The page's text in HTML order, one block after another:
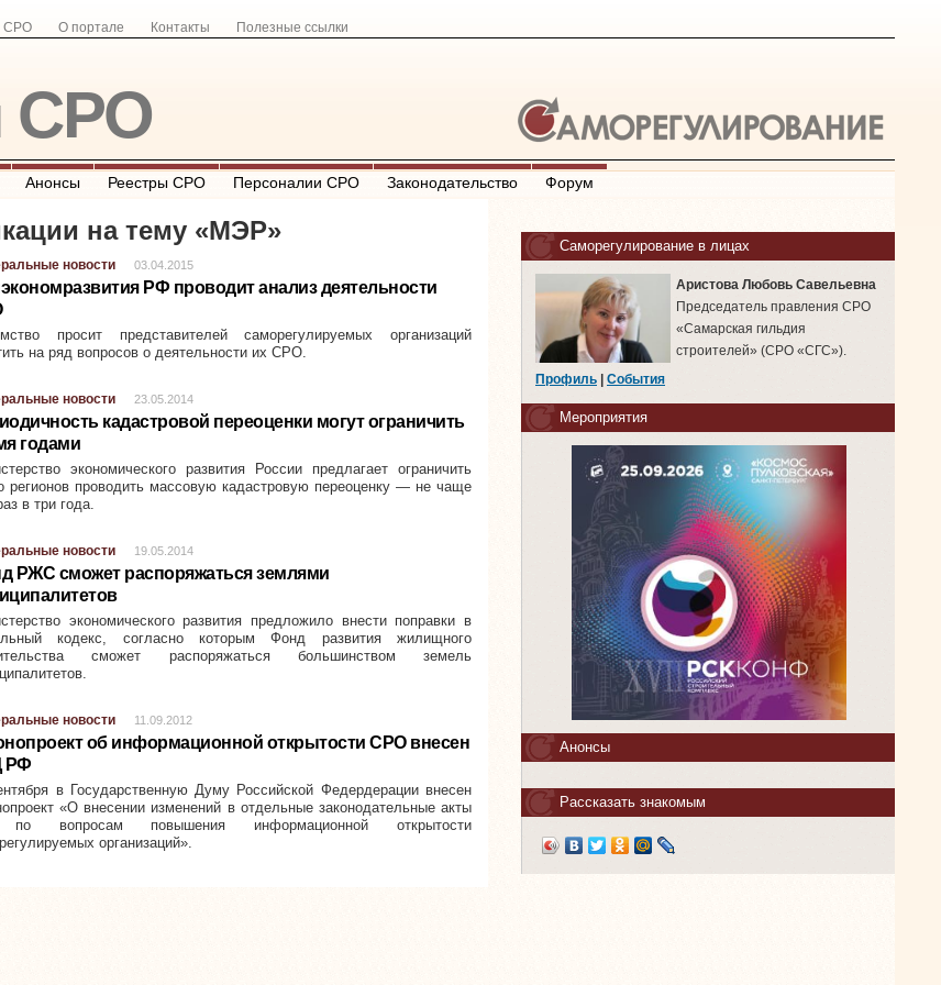
СРО О портале Контакты Полезные ссылки
СРО
Анонсы Реестры СРО Персоналии СРО Законодательство Форум
на тему «МЭР»
новости 03.04.2015
РФ проводит анализ деятельности
просит представителей саморегулируемых организаций
на ряд вопросов о деятельности их СРО.
новости 23.05.2014
кадастровой переоценки могут ограничить
годами
экономического развития России предлагает ограничить
регионов проводить массовую кадастровую переоценку — не чаще
в три года.
новости 19.05.2014
РЖС сможет распоряжаться землями
экономического развития предложило внести поправки в
кодекс, согласно которым Фонд развития жилищного
сможет распоряжаться большинством земель
новости 11.09.2012
об информационной открытости СРО внесен
РФ
в Государственную Думу Российской Федердерации внесен
«О внесении изменений в отдельные законодательные акты
вопросам повышения информационной открытости
организаций».
Саморегулирование в лицах
Аристова Любовь Савельевна
Председатель правления СРО
«Самарская гильдия
строителей» (СРО «СГС»).
Профиль
События
Мероприятия
Анонсы
Рассказать знакомым